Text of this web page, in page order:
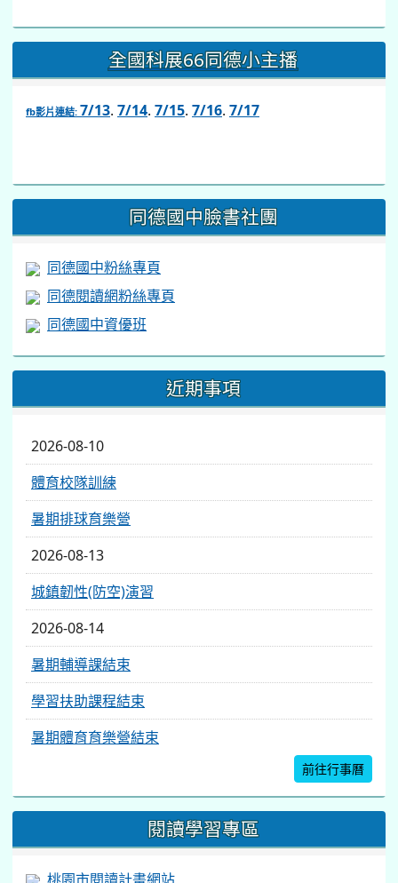
全國科展66同德小主播
fb影片連結: 7/13. 7/14. 7/15. 7/16. 7/17
https://www.facebook.com/share/v/1BsLSkstia/
同德國中臉書社團
同德國中粉絲專頁
同德閱讀網粉絲專頁
同德國中資優班
近期事項
2026-08-10
體育校隊訓練
暑期排球育樂營
2026-08-13
城鎮韌性(防空)演習
2026-08-14
暑期輔導課結束
學習扶助課程結束
暑期體育育樂營結束
前往行事曆
閱讀學習專區